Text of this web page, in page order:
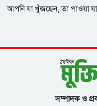
আপনি যা খুঁজছেন, তা পাওয়া
সম্পাদক ও